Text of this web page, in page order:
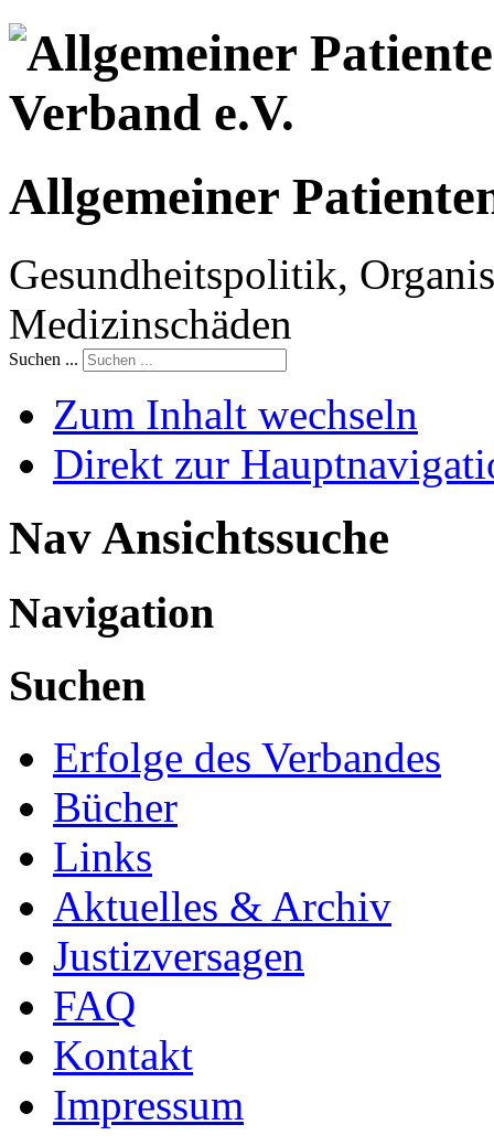
Allgemeiner
Gesundheitspolitik,
Medizinschäden
Suchen ...
Zum Inhalt wechseln
Direkt zur
Nav Ansichtssuche
Navigation
Suchen
Erfolge des Verbandes
Bücher
Links
Aktuelles & Archiv
Justizversagen
FAQ
Kontakt
Impressum